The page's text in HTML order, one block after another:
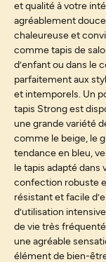
et qualité à votre
agréablement
chaleureuse et
comme tapis de
d’enfant ou dans le
parfaitement aux
et intemporels. Un
tapis Strong est
une grande variété
comme le beige, le
tendance en bleu,
le tapis adapté dans
confection robuste
résistant et facile
d’utilisation
de vie très
une agréable
élément de bien-